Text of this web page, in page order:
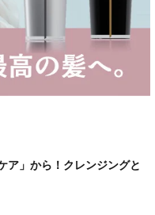
ア」から！クレンジングと